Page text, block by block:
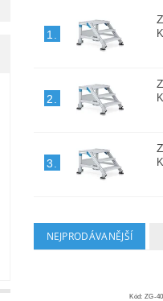
1.
2.
3.
NEJPRODÁVANĚJŠÍ
Kód: ZG-